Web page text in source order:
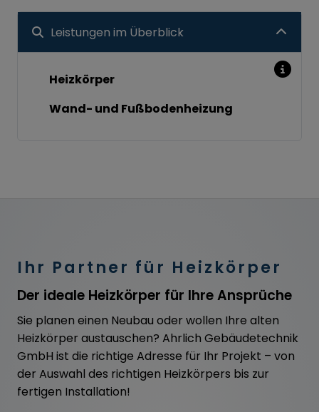
Leistungen im Überblick
Heizkörper
Wand- und Fußbodenheizung
Ihr Partner für Heizkörper
Der ideale Heizkörper für Ihre Ansprüche
Sie planen einen Neubau oder wollen Ihre alten
Heizkörper austauschen? Ahrlich Gebäudetechnik
GmbH ist die richtige Adresse für Ihr Projekt – von
der Auswahl des richtigen Heizkörpers bis zur
fertigen Installation!